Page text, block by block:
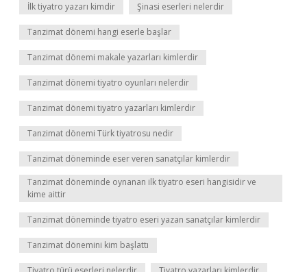
İlk tiyatro yazarı kimdir Şinasi eserleri nelerdir
Tanzimat dönemi hangi eserle başlar
Tanzimat dönemi makale yazarları kimlerdir
Tanzimat dönemi tiyatro oyunları nelerdir
Tanzimat dönemi tiyatro yazarları kimlerdir
Tanzimat dönemi Türk tiyatrosu nedir
Tanzimat döneminde eser veren sanatçılar kimlerdir
Tanzimat döneminde oynanan ilk tiyatro eseri hangisidir ve
kime aittir
Tanzimat döneminde tiyatro eseri yazan sanatçılar kimlerdir
Tanzimat dönemini kim başlattı